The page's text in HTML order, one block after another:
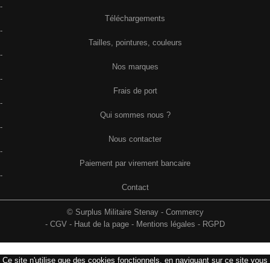
-
Téléchargements
-
Tailles, pointures, couleurs
-
Nos marques
-
Frais de port
-
Qui sommes nous ?
-
Nous contacter
-
Paiement par virement bancaire
-
Contact
© Surplus Militaire Stenay - Commercy
- CGV - Haut de la page - Mentions légales - RGPD
Ce site n'utilise que des cookies fonctionnels, en naviguant sur ce site vous